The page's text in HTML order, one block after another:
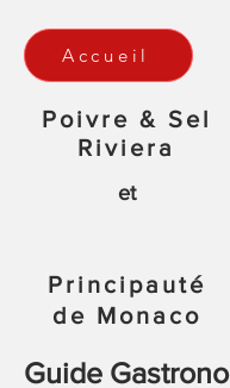
Accueil
Poivre & Sel
Riviera
et
Principauté
de Monaco
Guide